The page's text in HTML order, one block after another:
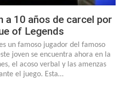
a 10 años de carcel por
of Legends
un famoso jugador del famoso
joven se encuentra ahora en la
el acoso verbal y las amenzas
el juego. Esta…